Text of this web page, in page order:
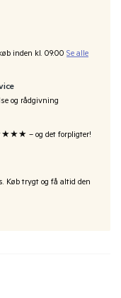
inden kl. 09:00 Se alle
og rådgivning
– og det forpligter!
Køb trygt og få altid den